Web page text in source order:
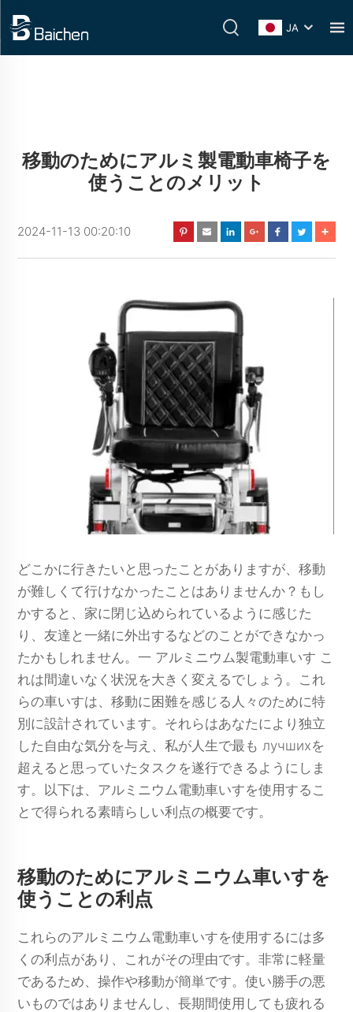
JA
移動のためにアルミ製電動車椅子を
使うことのメリット
2024-11-13 00:20:10
どこかに行きたいと思ったことがありますが、移動
が難しくて行けなかったことはありませんか？もし
かすると、家に閉じ込められているように感じた
り、友達と一緒に外出するなどのことができなかっ
たかもしれません。一 アルミニウム製電動車いす こ
れは間違いなく状況を大きく変えるでしょう。これ
らの車いすは、移動に困難を感じる人々のために特
別に設計されています。それらはあなたにより独立
した自由な気分を与え、私が人生で最も лучшихを
超えると思っていたタスクを遂行できるようにしま
す。以下は、アルミニウム電動車いすを使用するこ
とで得られる素晴らしい利点の概要です。
移動のためにアルミニウム車いすを
使うことの利点
これらのアルミニウム電動車いすを使用するには多
くの利点があり、これがその理由です。非常に軽量
であるため、操作や移動が簡単です。使い勝手の悪
いものではありませんし、長期間使用しても疲れる